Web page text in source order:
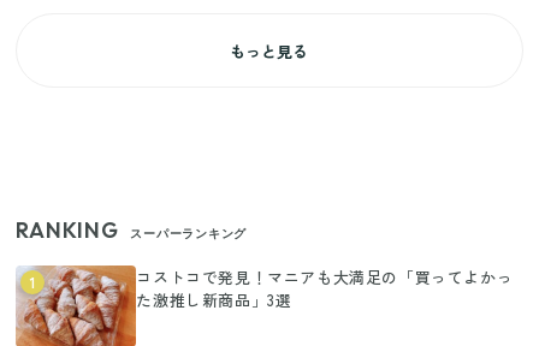
もっと見る
RANKING スーパーランキング
1
コストコで発見！マニアも大満足の「買ってよかっ
た激推し新商品」3選